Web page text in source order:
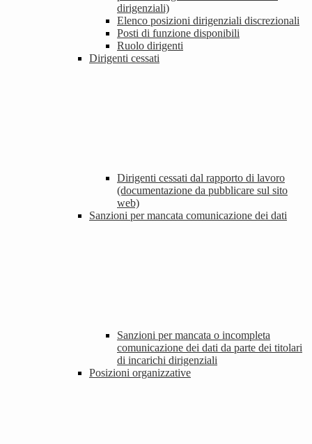
dirigenziali)
Elenco posizioni dirigenziali discrezionali
Posti di funzione disponibili
Ruolo dirigenti
Dirigenti cessati
Dirigenti cessati dal rapporto di lavoro
(documentazione da pubblicare sul sito
web)
Sanzioni per mancata comunicazione dei dati
Sanzioni per mancata o incompleta
comunicazione dei dati da parte dei titolari
di incarichi dirigenziali
Posizioni organizzative